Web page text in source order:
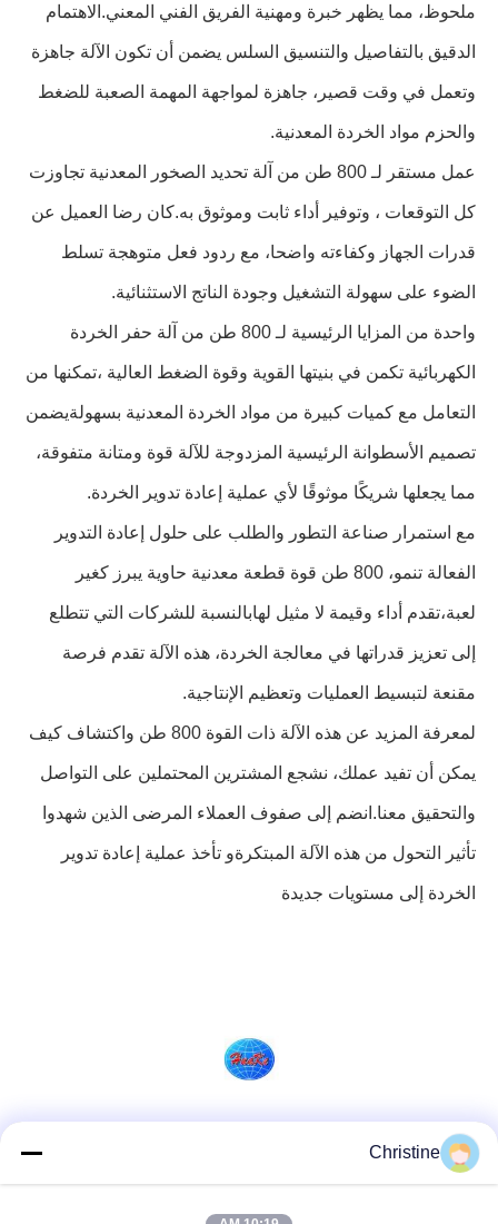
ملحوظ، مما يظهر خبرة ومهنية الفريق الفني المعني.الاهتمام
الدقيق بالتفاصيل والتنسيق السلس يضمن أن تكون الآلة جاهزة
وتعمل في وقت قصير، جاهزة لمواجهة المهمة الصعبة للضغط
والحزم مواد الخردة المعدنية.
عمل مستقر لـ 800 طن من آلة تحديد الصخور المعدنية تجاوزت
كل التوقعات ، وتوفير أداء ثابت وموثوق به.كان رضا العميل عن
قدرات الجهاز وكفاءته واضحا، مع ردود فعل متوهجة تسلط
الضوء على سهولة التشغيل وجودة الناتج الاستثنائية.
واحدة من المزايا الرئيسية لـ 800 طن من آلة حفر الخردة
الكهربائية تكمن في بنيتها القوية وقوة الضغط العالية ،تمكنها من
التعامل مع كميات كبيرة من مواد الخردة المعدنية بسهولةيضمن
تصميم الأسطوانة الرئيسية المزدوجة للآلة قوة ومتانة متفوقة،
مما يجعلها شريكًا موثوقًا لأي عملية إعادة تدوير الخردة.
مع استمرار صناعة التطور والطلب على حلول إعادة التدوير
الفعالة تنمو، 800 طن قوة قطعة معدنية حاوية يبرز كغير
لعبة،تقدم أداء وقيمة لا مثيل لهابالنسبة للشركات التي تتطلع
إلى تعزيز قدراتها في معالجة الخردة، هذه الآلة تقدم فرصة
مقنعة لتبسيط العمليات وتعظيم الإنتاجية.
لمعرفة المزيد عن هذه الآلة ذات القوة 800 طن واكتشاف كيف
يمكن أن تفيد عملك، نشجع المشترين المحتملين على التواصل
والتحقيق معنا.انضم إلى صفوف العملاء المرضى الذين شهدوا
تأثير التحول من هذه الآلة المبتكرةو تأخذ عملية إعادة تدوير
الخردة إلى مستويات جديدة
Christine